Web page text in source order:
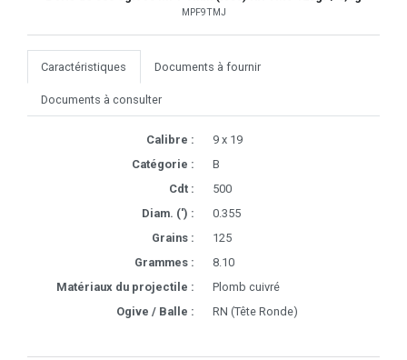
MPF9TMJ
Caractéristiques Documents à fournir
Documents à consulter
Calibre :
9 x 19
Catégorie :
B
Cdt :
500
Diam. (') :
0.355
Grains :
125
Grammes :
8.10
Matériaux du projectile :
Plomb cuivré
Ogive / Balle :
RN (Tête Ronde)